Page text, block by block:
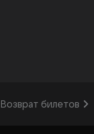
Возврат билетов